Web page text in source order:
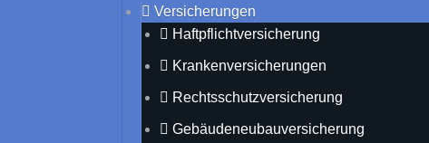
Versicherungen
Haftpflichtversicherung
Krankenversicherungen
Rechtsschutzversicherung
Gebäudeneubauversicherung